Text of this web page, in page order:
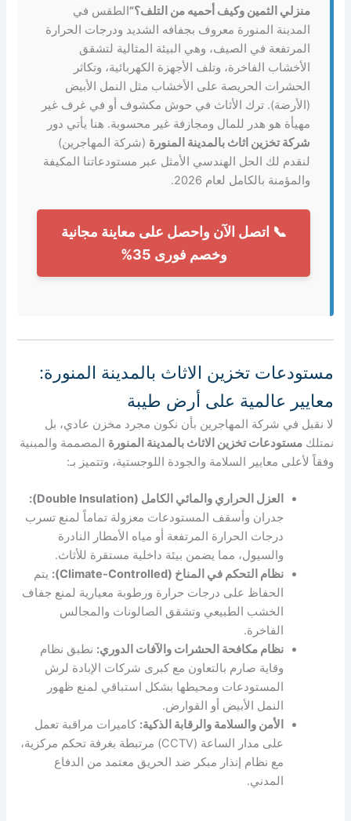
منزلي الثمين وكيف أحميه من التلف؟”الطقس في
المدينة المنورة معروف بجفافه الشديد ودرجات الحرارة
المرتفعة في الصيف، وهي البيئة المثالية لتشقق
الأخشاب الفاخرة، وتلف الأجهزة الكهربائية، وتكاثر
الحشرات الحريصة على الأخشاب مثل النمل الأبيض
(الأرضة). ترك الأثاث في حوش مكشوف أو في غرف غير
مهيأة هو هدر للمال ومجازفة غير محسوبة. هنا يأتي دور
شركة تخزين اثاث بالمدينة المنورة (شركة المهاجرين)
لنقدم لك الحل الهندسي الأمثل عبر مستودعاتنا المكيفة
والمؤمنة بالكامل لعام 2026.
📞 اتصل الآن واحصل على معاينة مجانية
وخصم فورى 35%
مستودعات تخزين الاثاث بالمدينة المنورة:
معايير عالمية على أرض طيبة
لا نقبل في شركة المهاجرين بأن نكون مجرد مخزن عادي، بل
نمتلكمستودعات تخزين الاثاث بالمدينة المنورة المصممة والمبنية
وفقاً لأعلى معايير السلامة والجودة اللوجستية، وتتميز بـ:
العزل الحراري والمائي الكامل (Double Insulation):
جدران وأسقف المستودعات معزولة تماماً لمنع تسرب
درجات الحرارة المرتفعة أو مياه الأمطار النادرة
والسيول، مما يضمن بيئة داخلية مستقرة للأثاث.
نظام التحكم في المناخ (Climate-Controlled):
يتم
الحفاظ على درجات حرارة ورطوبة معيارية لمنع جفاف
الخشب الطبيعي وتشقق الصالونات والمجالس
الفاخرة.
نظام مكافحة الحشرات والآفات الدوري: نطبق نظام
وقاية صارم بالتعاون مع كبرى شركات الإبادة لرش
المستودعات ومحيطها بشكل استباقي لمنع ظهور
النمل الأبيض أو القوارض.
الأمن والسلامة والرقابة الذكية: كاميرات مراقبة تعمل
على مدار الساعة (CCTV) مرتبطة بغرفة تحكم مركزية،
مع نظام إنذار مبكر ضد الحريق معتمد من الدفاع
المدني.